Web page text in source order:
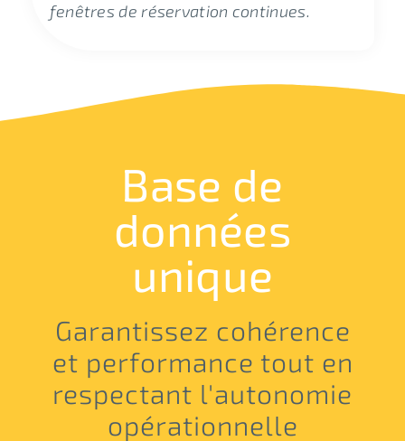
fenêtres de réservation continues.
Base de
données
unique
Garantissez cohérence
et performance tout en
respectant l'autonomie
opérationnelle